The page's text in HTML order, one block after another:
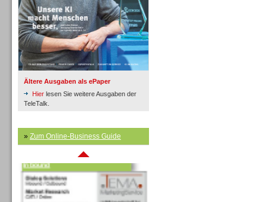
Ältere Ausgaben als ePaper
Hier lesen Sie weitere Ausgaben der
TeleTalk.
» Zum Online-Business Guide
Inbound